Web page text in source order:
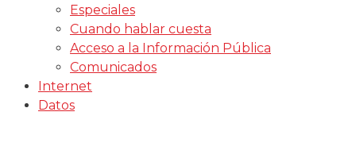
Especiales
Cuando hablar cuesta
Acceso a la Información Pública
Comunicados
Internet
Datos